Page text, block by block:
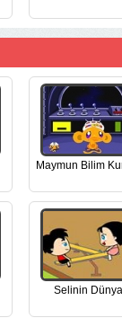
Maymun Bilim
Selinin